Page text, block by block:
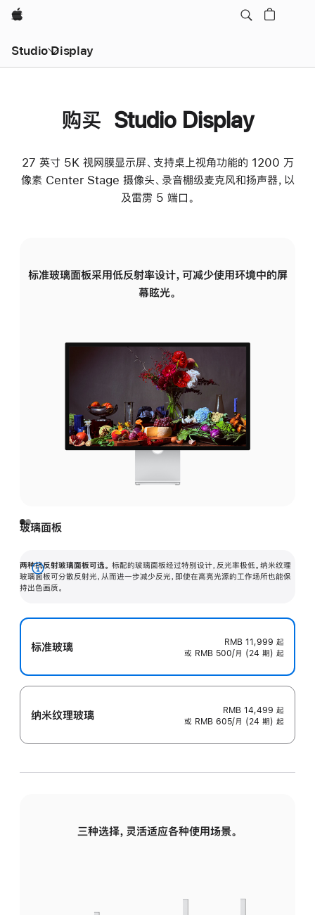
Apple
Studio Display
购买 Studio Display
27 英寸 5K 视网膜显示屏、支持桌上视角功能的 1200 万
像素 Center Stage 摄像头、录音棚级麦克风和扬声器，以
及雷雳 5 端口。
标准玻璃面板采用低反射率设计，可减少使用环境中的屏
幕眩光。
玻璃面板
两种抗反射玻璃面板可选。 标配的玻璃面板经过特别设计，反光率极低。纳米纹理
玻璃面板可分散反射光，从而进一步减少反光，即使在高亮光源的工作场所也能保
持出色画质。
展
开
标准玻璃 RMB 11,999 起
或 RMB 500/月 (24 期) 起
纳米纹理玻璃 RMB 14,499 起
或 RMB 605/月 (24 期) 起
三种选择，灵活适应各种使用场景。